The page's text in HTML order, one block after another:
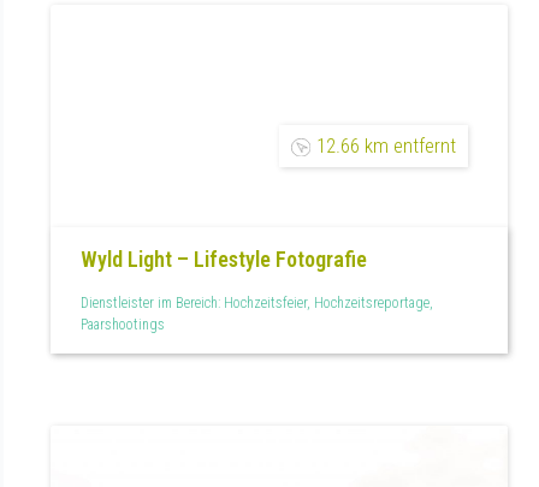
12.66 km entfernt
Wyld Light – Lifestyle Fotografie
Dienstleister im Bereich: Hochzeitsfeier, Hochzeitsreportage,
Paarshootings